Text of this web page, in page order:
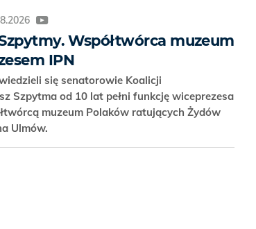
Współtwórca muzeum
IPN
się senatorowie Koalicji
Szpytma od 10 lat pełni funkcję wiceprezesa
muzeum Polaków ratujących Żydów
Ulmów.